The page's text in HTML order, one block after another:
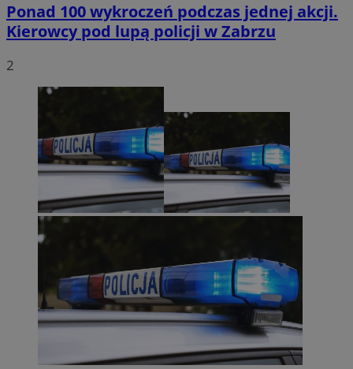
Ponad 100 wykroczeń podczas jednej akcji.
Kierowcy pod lupą policji w Zabrzu
2